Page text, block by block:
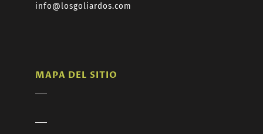
info@losgoliardos.com
MAPA DEL SITIO